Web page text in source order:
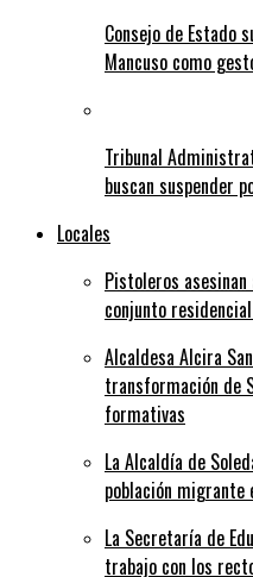
Consejo de Estado
Mancuso como
Tribunal
buscan suspender
Locales
Pistoleros
conjunto
Alcaldesa Alcira
transformación de
formativas
La Alcaldía de
población migrante
La Secretaría de
trabajo con los